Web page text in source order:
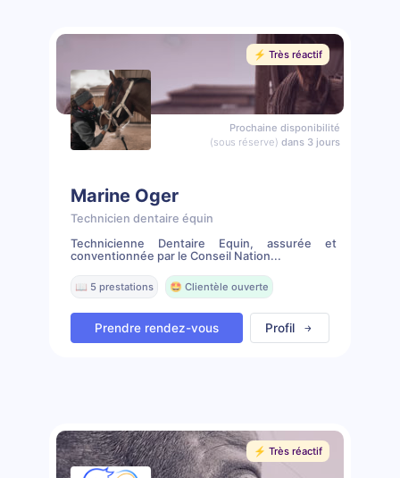
⚡️ Très réactif
Prochaine disponibilité
(sous réserve) dans 3 jours
Marine Oger
Technicien dentaire équin
Technicienne Dentaire Equin, assurée et
conventionnée par le Conseil Nation...
📖 5 prestations 🤩 Clientèle ouverte
Prendre rendez-vous Profil
⚡️ Très réactif